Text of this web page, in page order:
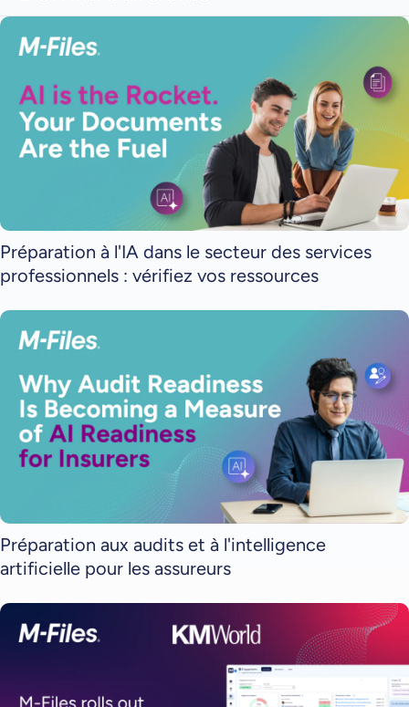
Préparation à l'IA dans le secteur des services
professionnels : vérifiez vos ressources
Préparation aux audits et à l'intelligence
artificielle pour les assureurs